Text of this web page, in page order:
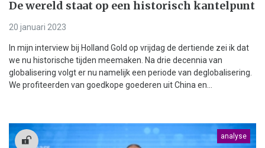
De wereld staat op een historisch kantelpunt
20 januari 2023
In mijn interview bij Holland Gold op vrijdag de dertiende zei ik dat
we nu historische tijden meemaken. Na drie decennia van
globalisering volgt er nu namelijk een periode van deglobalisering.
We profiteerden van goedkope goederen uit China en...
analyse